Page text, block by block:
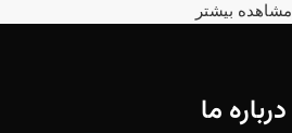
مشاهده بیشتر
درباره ما